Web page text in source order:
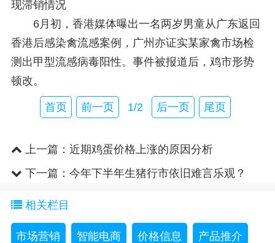
现滞销情况
6月初，香港媒体曝出一名两岁男童从广东返回
香港后感染禽流感案例，广州亦证实某家禽市场检
测出甲型流感病毒阳性。事件被报道后，鸡市形势
顿改。
首页 前一页 1/2 后一页 尾页
上一篇： 近期鸡蛋价格上涨的原因分析
下一篇： 今年下半年生猪行市依旧难言乐观？
相关栏目
市场营销 智能电商 价格信息 产品推介